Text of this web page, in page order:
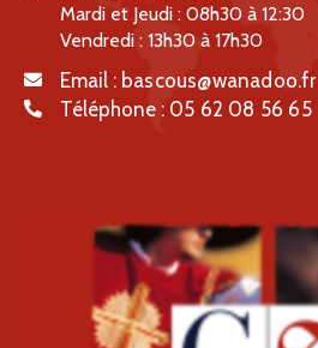
Mardi et Jeudi : 08h30 à 12:30
Vendredi : 13h30 à 17h30
Email : bascous@wanadoo.fr
Téléphone : 05 62 08 56 65